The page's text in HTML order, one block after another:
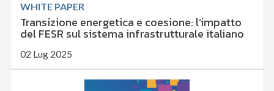
WHITE PAPER
Transizione energetica e coesione: l’impatto
del FESR sul sistema infrastrutturale italiano
02 Lug 2025